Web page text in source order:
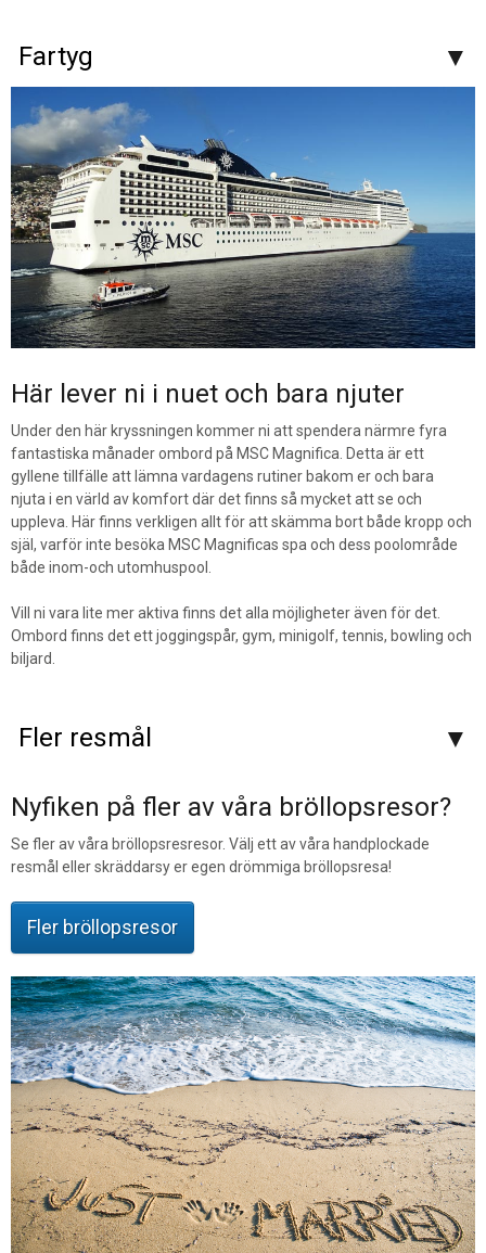
Fartyg
Här lever ni i nuet och bara njuter
Under den här kryssningen kommer ni att spendera närmre fyra
fantastiska månader ombord på MSC Magnifica. Detta är ett
gyllene tillfälle att lämna vardagens rutiner bakom er och bara
njuta i en värld av komfort där det finns så mycket att se och
uppleva. Här finns verkligen allt för att skämma bort både kropp och
själ, varför inte besöka MSC Magnificas spa och dess poolområde
både inom-och utomhuspool.
Vill ni vara lite mer aktiva finns det alla möjligheter även för det.
Ombord finns det ett joggingspår, gym, minigolf, tennis, bowling och
biljard.
Fler resmål
Nyfiken på fler av våra bröllopsresor?
Se fler av våra bröllopsresresor. Välj ett av våra handplockade
resmål eller skräddarsy er egen drömmiga bröllopsresa!
Fler bröllopsresor